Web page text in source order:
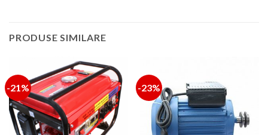
PRODUSE SIMILARE
-21% -23%